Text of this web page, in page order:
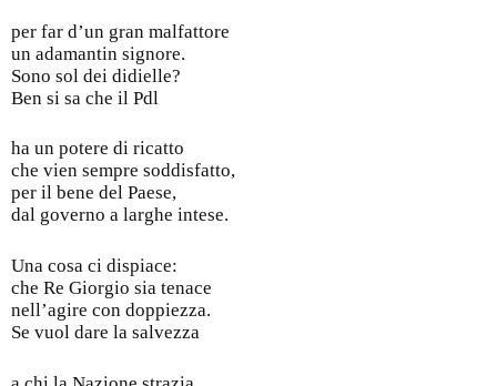
per far d’un gran malfattore
un adamantin signore.
Sono sol dei didielle?
Ben si sa che il Pdl
ha un potere di ricatto
che vien sempre soddisfatto,
per il bene del Paese,
dal governo a larghe intese.
Una cosa ci dispiace:
che Re Giorgio sia tenace
nell’agire con doppiezza.
Se vuol dare la salvezza